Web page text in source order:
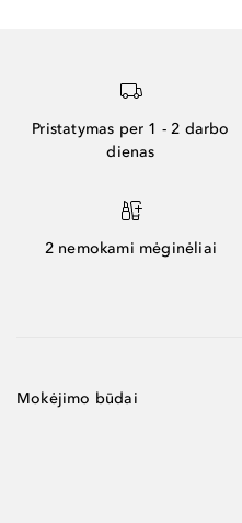
Pristatymas per 1 - 2 darbo
dienas
2 nemokami mėginėliai
Mokėjimo būdai